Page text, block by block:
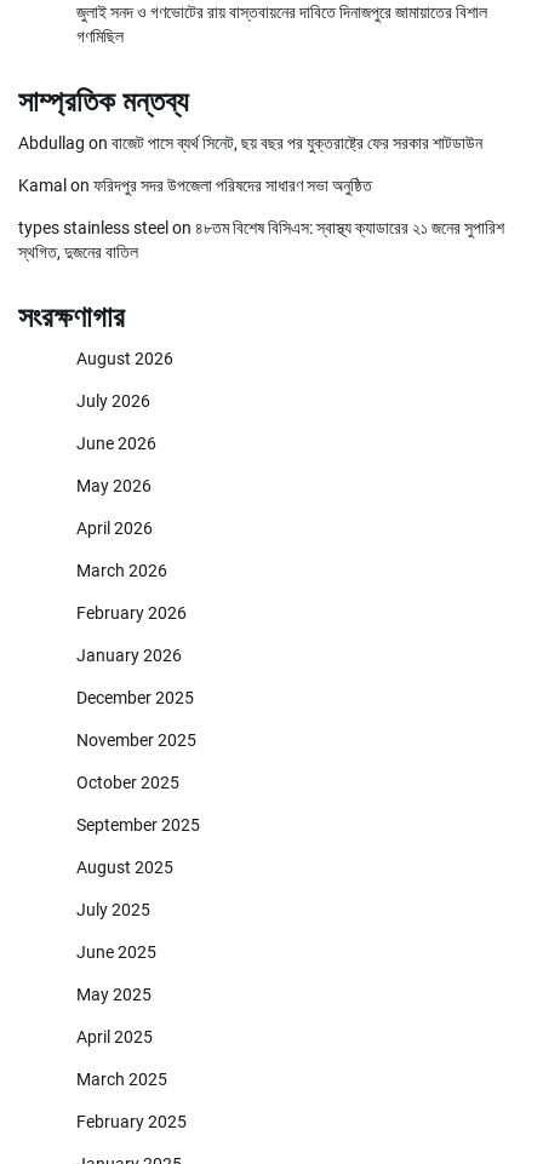
জুলাই সনদ ও গণভোটের রায় বাস্তবায়নের দাবিতে দিনাজপুরে জামায়াতের বিশাল
গণমিছিল
সাম্প্রতিক মন্তব্য
Abdullag on বাজেট পাসে ব্যর্থ সিনেট, ছয় বছর পর যুক্তরাষ্ট্রে ফের সরকার শাটডাউন
Kamalon ফরিদপুর সদর উপজেলা পরিষদের সাধারণ সভা অনুষ্ঠিত
types stainless steelon ৪৮তম বিশেষ বিসিএস: স্বাস্থ্য ক্যাডারের ২১ জনের সুপারিশ
স্থগিত, দুজনের বাতিল
সংরক্ষণাগার
August 2026
July 2026
June 2026
May 2026
April 2026
March 2026
February 2026
January 2026
December 2025
November 2025
October 2025
September 2025
August 2025
July 2025
June 2025
May 2025
April 2025
March 2025
February 2025